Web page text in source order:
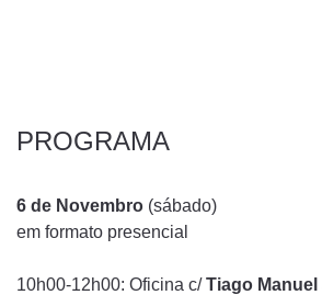
PROGRAMA
6 de Novembro (sábado)
em formato presencial
10h00-12h00: Oficina c/Tiago Manuel